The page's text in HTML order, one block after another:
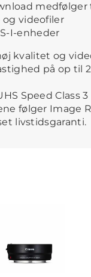
medfølger
og videofiler
I-enheder
kvalitet og
på op til
Speed Class 3
følger Image
livstidsgaranti.